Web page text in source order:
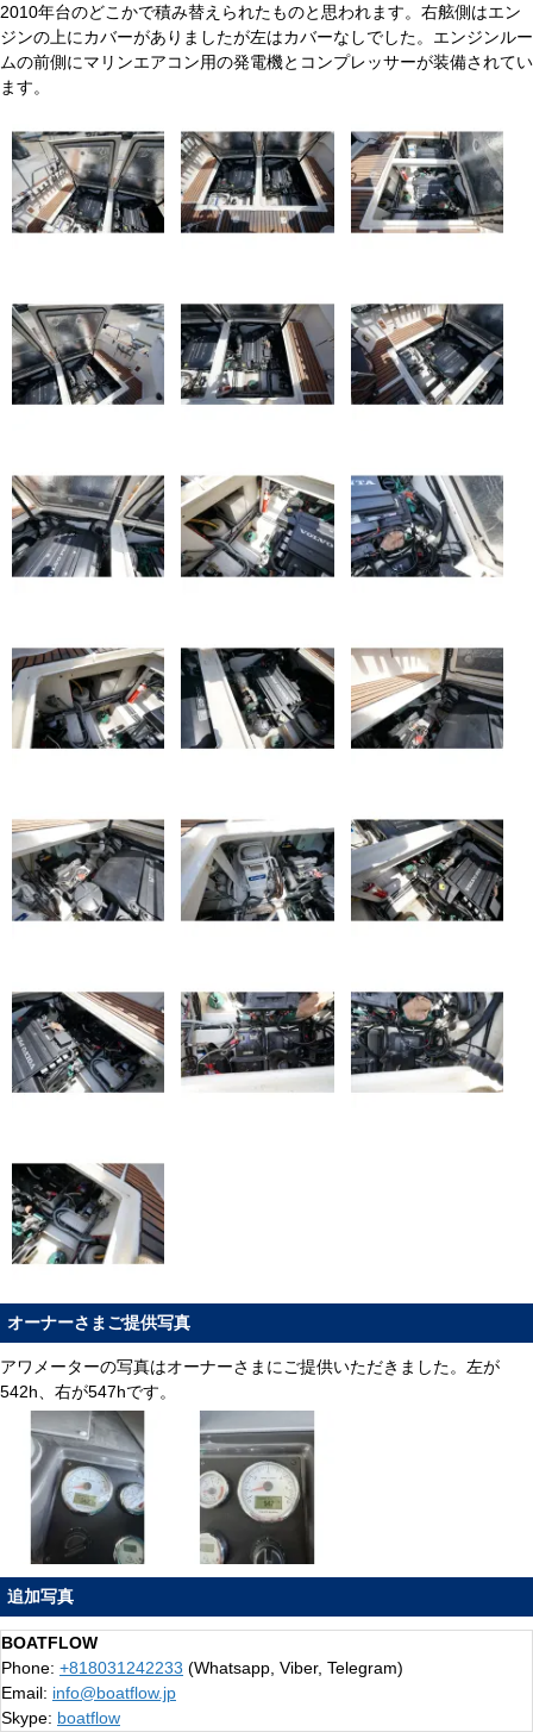
2010年台のどこかで積み替えられたものと思われます。右舷側はエン
ジンの上にカバーがありましたが左はカバーなしでした。エンジンルー
ムの前側にマリンエアコン用の発電機とコンプレッサーが装備されてい
ます。
オーナーさまご提供写真
アワメーターの写真はオーナーさまにご提供いただきました。左が
542h、右が547hです。
追加写真
BOATFLOW
Phone: +818031242233 (Whatsapp, Viber, Telegram)
Email: info@boatflow.jp
Skype: boatflow